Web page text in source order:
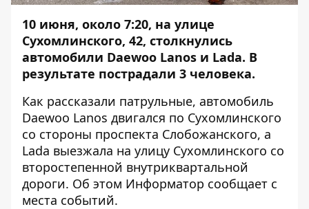
10 июня, около 7:20, на улице
Сухомлинского, 42, столкнулись
автомобили Daewoo Lanos и Lada. В
результате пострадали 3 человека.
Как рассказали патрульные, автомобиль
Daewoo Lanos двигался по Сухомлинского
со стороны проспекта Слобожанского, а
Lada выезжала на улицу Сухомлинского со
второстепенной внутриквартальной
дороги. Об этом Информатор сообщает с
места событий.